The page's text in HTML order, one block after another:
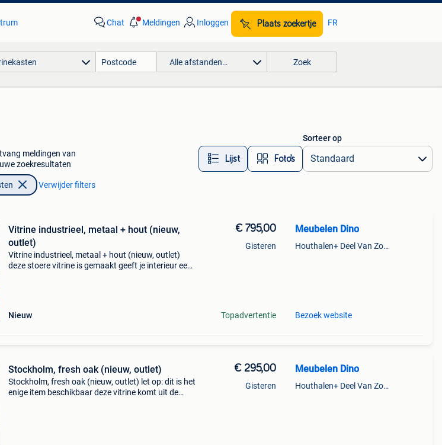
Chat Meldingen Inloggen Plaats zoekertje FR
Alle afstanden… Zoek
meldingen van
zoekresultaten
Lijst Foto’s
Sorteer op
Verwijder filters
Vitrine industrieel, metaal + hout (nieuw,
outlet)
Vitrine industrieel, metaal + hout (nieuw, outlet)
deze stoere vitrine is gemaakt geeft je interieur een
Nieuw
€ 795,00
Gisteren
Topadvertentie
Meubelen Dino
Houthalen+ Deel Van Zonhoven En Zolder
Bezoek website
Stockholm, fresh oak (nieuw, outlet)
Stockholm, fresh oak (nieuw, outlet) let op: dit is het
enige item beschikbaar deze vitrine komt uit de
€ 295,00
Gisteren
Meubelen Dino
Houthalen+ Deel Van Zonhoven En Zolder